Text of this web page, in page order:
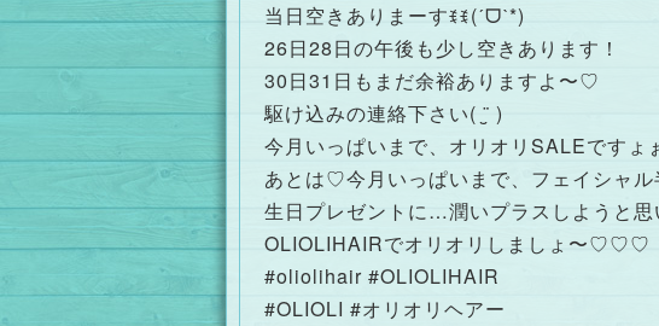
当日空きありまーすꉂꉂ(ˊᗜˋ*)
26日28日の午後も少し空きあります！
30日31日もまだ余裕ありますよ〜♡
駆け込みの連絡下さい( ¨̮ )
今月いっぱいまで、オリオリSALEです
あとは♡今月いっぱいまで、フェイシャ
生日プレゼントに…潤いプラスしようと思
OLIOLIHAIRでオリオリしましょ〜♡♡♡
#oliolihair #OLIOLIHAIR
#OLIOLI #オリオリヘアー